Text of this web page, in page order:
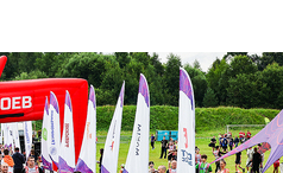
президентом республики
вчера, 20:58Финляндия
введет экзамен для
претендентов на получение
гражданства